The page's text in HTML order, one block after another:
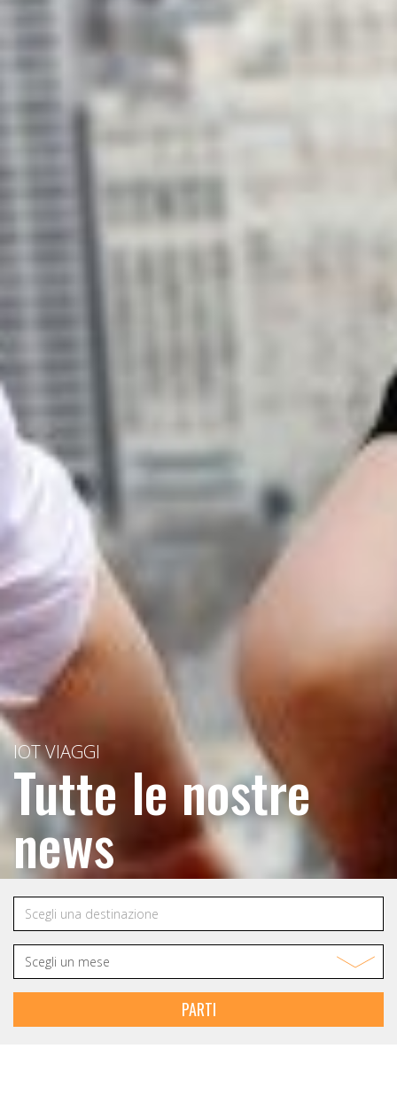
IOT VIAGGI
Tutte le nostre
news
PARTI